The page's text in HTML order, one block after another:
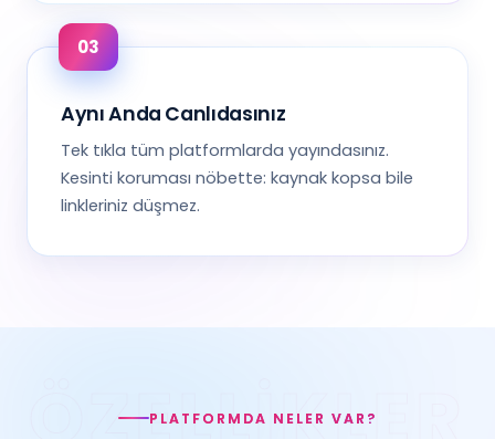
Aynı Anda Canlıdasınız
Tek tıkla tüm platformlarda yayındasınız.
Kesinti koruması nöbette: kaynak kopsa bile
linkleriniz düşmez.
PLATFORMDA NELER VAR?